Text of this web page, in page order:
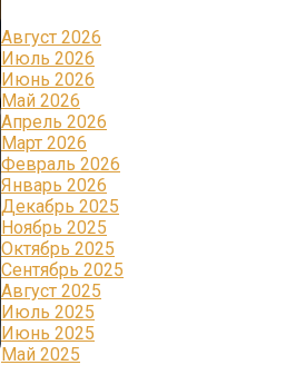
Август 2026
Июль 2026
Июнь 2026
Май 2026
Апрель 2026
Март 2026
Февраль 2026
Январь 2026
Декабрь 2025
Ноябрь 2025
Октябрь 2025
Сентябрь 2025
Август 2025
Июль 2025
Июнь 2025
Май 2025